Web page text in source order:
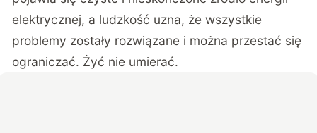
elektrycznej, a ludzkość uzna, że wszystkie
problemy zostały rozwiązane i można przestać się
ograniczać. Żyć nie umierać.